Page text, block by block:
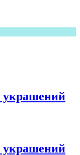
украшений
украшений